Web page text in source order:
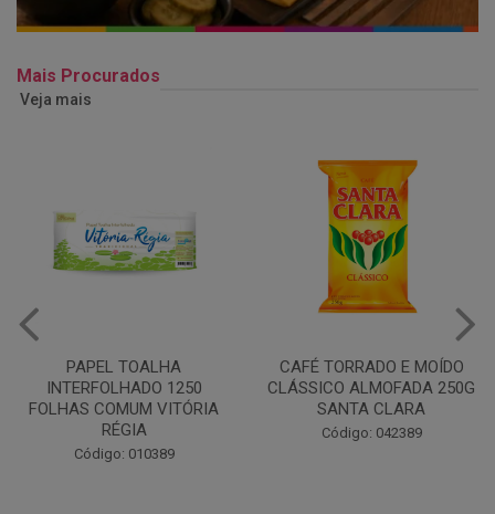
Mais Procurados
Veja mais
CAFÉ TORRADO E MOÍDO
CLÁSSICO ALMOFADA 250G
SANTA CLARA
Código: 042389
Copo Plástico Branco 180ml
Pacote c/100 - Cristalcopo
Código: 031413